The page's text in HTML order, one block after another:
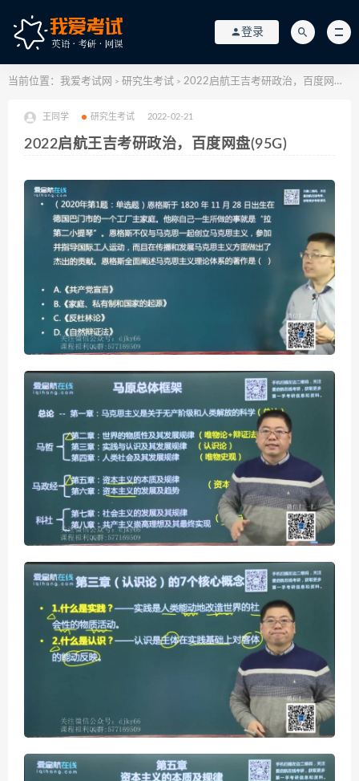
登录
当前位置： 我爱考试网 > 研究生考试 > 2022启航王吉考研政治，百度网盘(95G)
王同学 研究生考试 2022-02-21
2022启航王吉考研政治，百度网盘(95G)